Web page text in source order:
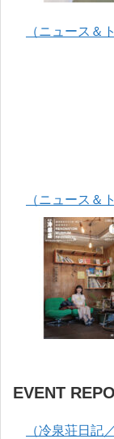
（ニュース＆
（ニュース＆
EVENT
（冷泉荘日記